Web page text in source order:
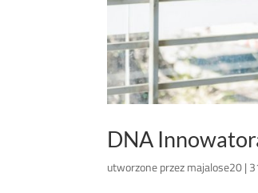
DNA
utworzone przezmajalose20|